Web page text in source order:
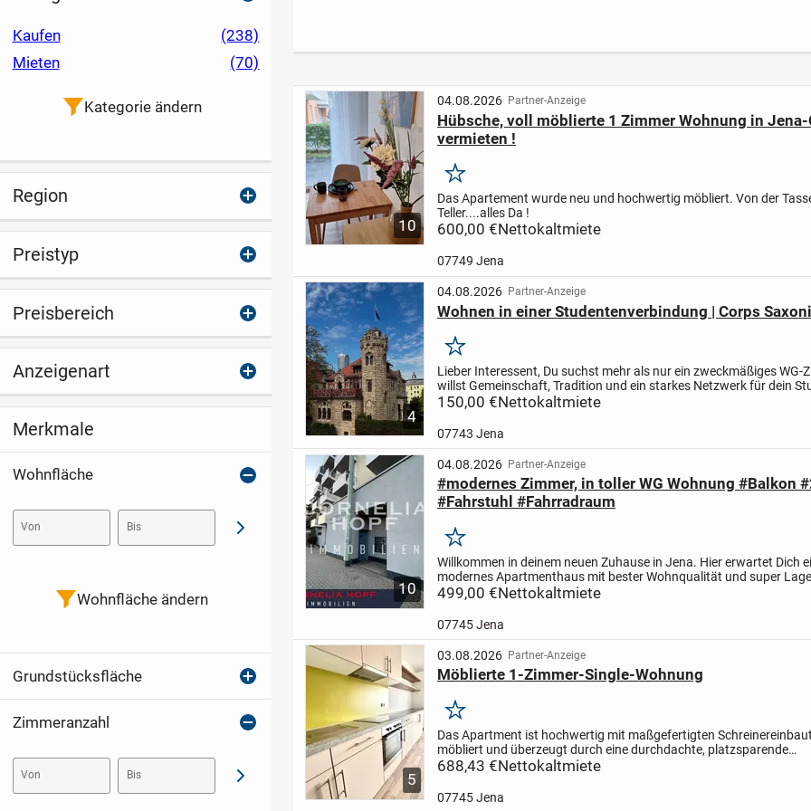
im grünen Herzen
der Brühlervorstadt
10
04.08.2026 Partner-Anzeige
Hübsche, voll möblierte 1 Zimmer Wohnung in Jena-
vermieten !
Merken
Das Apartement wurde neu und hochwertig möbliert. Von der
Teller....alles Da !
600,00 €Nettokaltmiete
07749 Jena
4
04.08.2026 Partner-Anzeige
Wohnen in einer Studentenverbindung | Corps
Merken
Lieber Interessent, Du suchst mehr als nur ein zweckmäßiges WG-
willst Gemeinschaft, Tradition und ein starkes Netzwerk für dein
Jena? Dann lies unbedingt weiter! Das Wichtigste...
150,00 €Nettokaltmiete
07743 Jena
10
04.08.2026 Partner-Anzeige
#modernes Zimmer, in toller WG Wohnung #Balkon
#Fahrstuhl #Fahrradraum
Merken
Willkommen in deinem neuen Zuhause in Jena. Hier erwartet Dich
modernes Apartmenthaus mit bester Wohnqualität und super
gepflegte WG Wohnung aus dem Jahr 2018 bietet dir auf ca.
499,00 €Nettokaltmiete
07745 Jena
5
03.08.2026 Partner-Anzeige
Möblierte 1-Zimmer-Single-Wohnung
Merken
Das Apartment ist hochwertig mit maßgefertigten
möbliert und überzeugt durch eine durchdachte, platzsparende
Raumgestaltung mit großzügigem Stauraum. Ein deckenhoher
688,43 €Nettokaltmiete
07745 Jena
Kaufen
(238)
Mieten
(70)
Kategorie ändern
Region
Preistyp
Preisbereich
Anzeigenart
Merkmale
Wohnfläche
Von Bis Abschicken
Wohnfläche ändern
Grundstücksfläche
Zimmeranzahl
Von Bis Abschicken